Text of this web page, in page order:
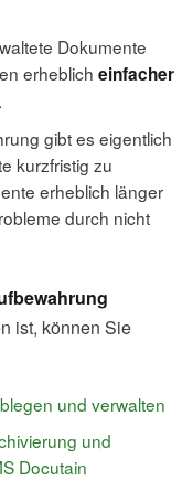
Dokumente
erheblich einfacher
gibt es eigentlich
kurzfristig zu
erheblich länger
durch nicht
ist, können Sie
und verwalten
und
Docutain